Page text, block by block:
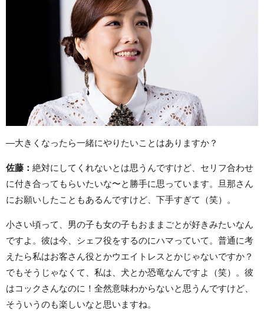
—大きくなったら一緒にやりたいことはありますか？
佐藤： 絶対にしてくれないとは思うんですけど、セリフ合わせ
に付き合ってもらいたいな〜と勝手に思っています。旦那さん
にお願いしたこともあるんですけど、下手すぎて（笑）。
小さい頃って、男の子も女の子もおままごとが好きみたいなん
ですよ。彼は今、シェフ役をするのにハマっていて。普通に考
えたら私はお客さん役とかウエイトレスとかじゃないですか？
でもそうじゃなくて、私は、犬とか恐竜なんですよ（笑）。彼
はコックさんなのに！全然意味わからないと思うんですけど、
そういうのも楽しいなと思いますね。